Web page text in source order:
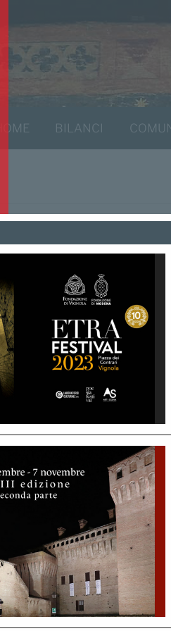
HOME BILANCI